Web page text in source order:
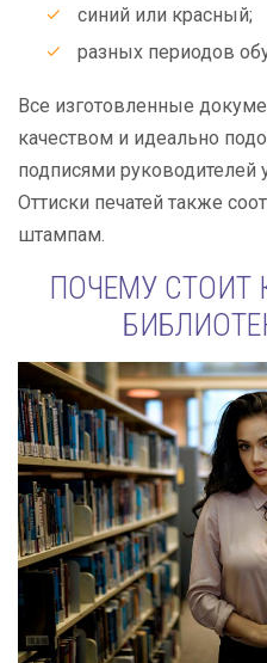
синий или красный;
разных периодов
Все изготовленные
качеством и идеально
подписями руководителей
Оттиски печатей также
штампам.
ПОЧЕМУ СТОИТ